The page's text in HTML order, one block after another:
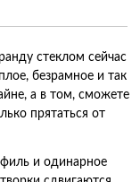
стеклом сейчас
безрамное и так
а в том, сможете
прятаться от
и одинарное